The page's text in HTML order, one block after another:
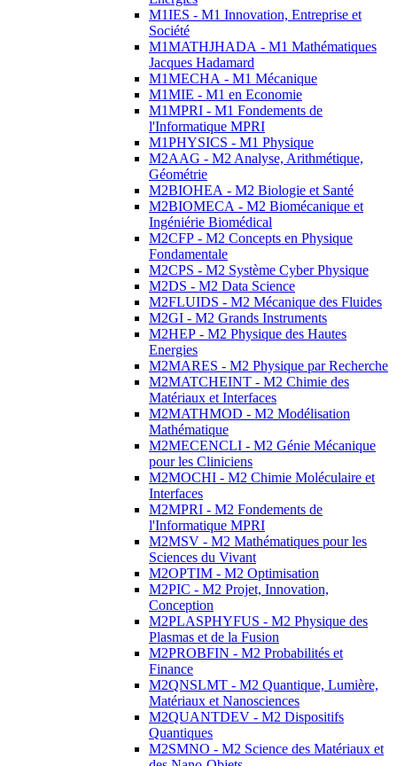
M1IES - M1 Innovation, Entreprise et
Société
M1MATHJHADA - M1 Mathématiques
Jacques Hadamard
M1MECHA - M1 Mécanique
M1MIE - M1 en Economie
M1MPRI - M1 Fondements de
l'Informatique MPRI
M1PHYSICS - M1 Physique
M2AAG - M2 Analyse, Arithmétique,
Géométrie
M2BIOHEA - M2 Biologie et Santé
M2BIOMECA - M2 Biomécanique et
Ingéniérie Biomédical
M2CFP - M2 Concepts en Physique
Fondamentale
M2CPS - M2 Système Cyber Physique
M2DS - M2 Data Science
M2FLUIDS - M2 Mécanique des Fluides
M2GI - M2 Grands Instruments
M2HEP - M2 Physique des Hautes
Energies
M2MARES - M2 Physique par Recherche
M2MATCHEINT - M2 Chimie des
Matériaux et Interfaces
M2MATHMOD - M2 Modélisation
Mathématique
M2MECENCLI - M2 Génie Mécanique
pour les Cliniciens
M2MOCHI - M2 Chimie Moléculaire et
Interfaces
M2MPRI - M2 Fondements de
l'Informatique MPRI
M2MSV - M2 Mathématiques pour les
Sciences du Vivant
M2OPTIM - M2 Optimisation
M2PIC - M2 Projet, Innovation,
Conception
M2PLASPHYFUS - M2 Physique des
Plasmas et de la Fusion
M2PROBFIN - M2 Probabilités et
Finance
M2QNSLMT - M2 Quantique, Lumière,
Matériaux et Nanosciences
M2QUANTDEV - M2 Dispositifs
Quantiques
M2SMNO - M2 Science des Matériaux et